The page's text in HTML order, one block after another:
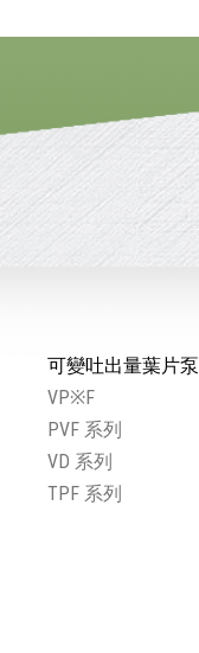
可變吐出量葉片泵
VP※F
PVF 系列
VD 系列
TPF 系列